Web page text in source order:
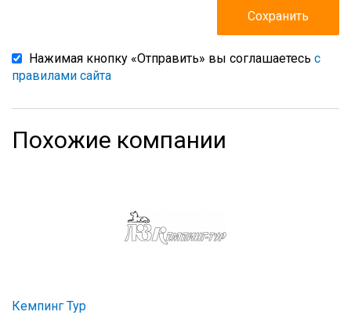
Нажимая кнопку «Отправить» вы соглашаетесь с
правилами сайта
Похожие компании
Кемпинг Тур